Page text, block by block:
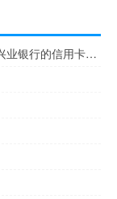
怎么查询兴业银行信用卡账单（怎么在查询兴业银行的信用卡消费明细）